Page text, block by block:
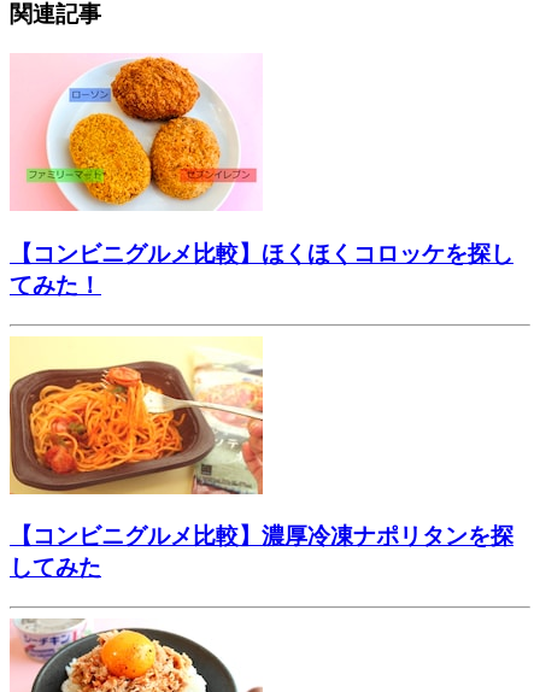
関連記事
【コンビニグルメ比較】ほくほくコロッケを探し
てみた！
【コンビニグルメ比較】濃厚冷凍ナポリタンを探
してみた